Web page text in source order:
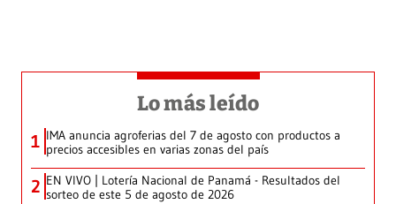
Lo más leído
1 IMA anuncia agroferias del 7 de agosto con productos a
precios accesibles en varias zonas del país
2 EN VIVO | Lotería Nacional de Panamá - Resultados del
sorteo de este 5 de agosto de 2026